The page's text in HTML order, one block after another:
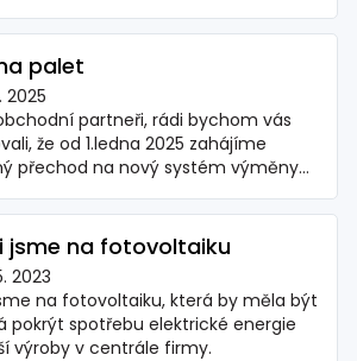
palet
2025
partneři, rádi bychom vás
že od 1.ledna 2025 zahájíme
přechod na nový systém výměny
jsme na fotovoltaiku
2023
na fotovoltaiku, která by měla být
pokrýt spotřebu elektrické energie
výroby v centrále firmy.